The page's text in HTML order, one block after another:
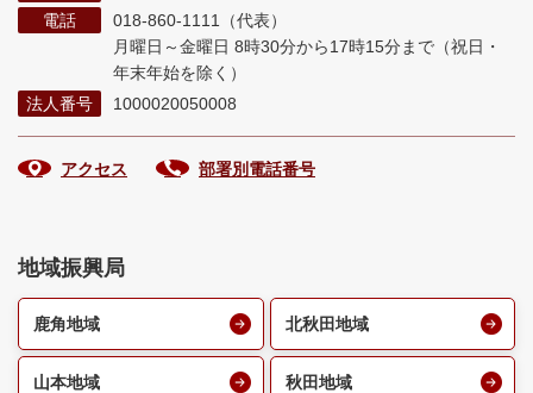
電話
018-860-1111（代表）
月曜日～金曜日 8時30分から17時15分まで （祝日・
年末年始を除く）
法人番号
1000020050008
アクセス 部署別電話番号
地域振興局
鹿角地域 北秋田地域
山本地域 秋田地域